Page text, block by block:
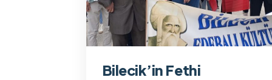
Bilecik’in Fethi